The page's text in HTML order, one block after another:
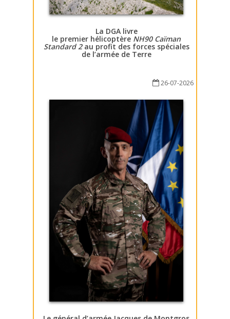
La DGA livre
le premier hélicoptère NH90 Caïman
Standard 2au profit des forces spéciales
de l’armée de Terre
26-07-2026